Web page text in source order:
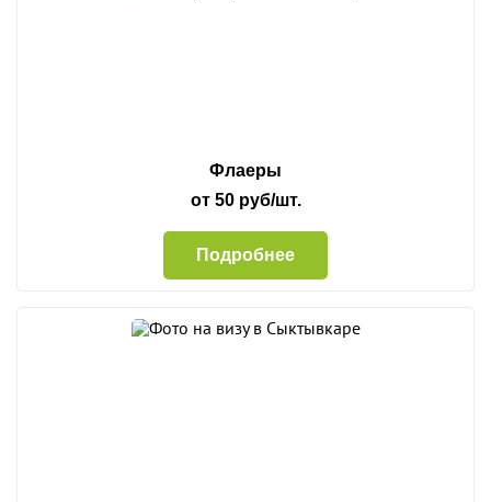
Флаеры
от 50 руб/шт.
Подробнее